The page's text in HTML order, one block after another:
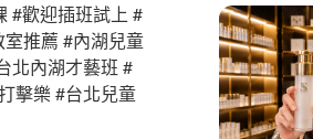
#歡迎插班試上 #
推薦 #內湖兒童
北內湖才藝班 #
擊樂 #台北兒童